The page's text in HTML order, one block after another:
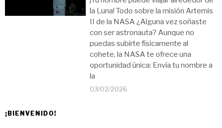
la Luna! Todo sobre la misión Artemis
II de la NASA ¿Alguna vez soñaste
con ser astronauta? Aunque no
puedas subirte físicamente al
cohete, la NASA te ofrece una
oportunidad única: Envía tu nombre a
la
03/02/2026
¡BIENVENIDO!